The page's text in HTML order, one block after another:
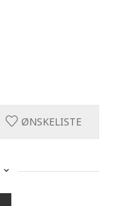
ØNSKELISTE